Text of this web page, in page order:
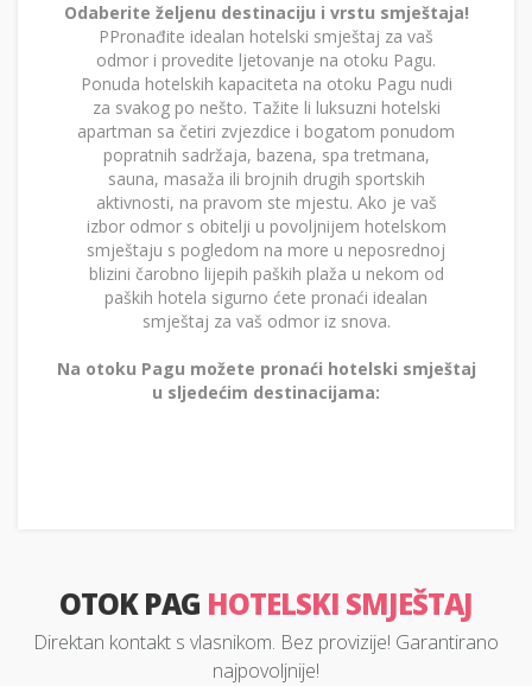
Odaberite željenu destinaciju i vrstu smještaja!
PPronađite idealan hotelski smještaj za vaš
odmor i provedite ljetovanje na otoku Pagu.
Ponuda hotelskih kapaciteta na otoku Pagu nudi
za svakog po nešto. Tažite li luksuzni hotelski
apartman sa četiri zvjezdice i bogatom ponudom
popratnih sadržaja, bazena, spa tretmana,
sauna, masaža ili brojnih drugih sportskih
aktivnosti, na pravom ste mjestu. Ako je vaš
izbor odmor s obitelji u povoljnijem hotelskom
smještaju s pogledom na more u neposrednoj
blizini čarobno lijepih paških plaža u nekom od
paških hotela sigurno ćete pronaći idealan
smještaj za vaš odmor iz snova.
Na otoku Pagu možete pronaći hotelski smještaj
u sljedećim destinacijama:
OTOK PAG HOTELSKI SMJEŠTAJ
Direktan kontakt s vlasnikom. Bez provizije! Garantirano
najpovoljnije!